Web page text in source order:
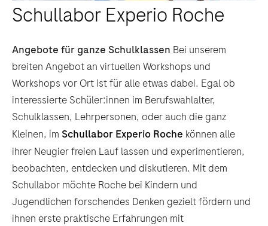
Schullabor Experio Roche
Angebote für ganze Schulklassen Bei unserem
breiten Angebot an virtuellen Workshops und
Workshops vor Ort ist für alle etwas dabei. Egal ob
interessierte Schüler:innen im Berufswahlalter,
Schulklassen, Lehrpersonen, oder auch die ganz
Kleinen, im Schullabor Experio Roche können alle
ihrer Neugier freien Lauf lassen und experimentieren,
beobachten, entdecken und diskutieren. Mit dem
Schullabor möchte Roche bei Kindern und
Jugendlichen forschendes Denken gezielt fördern und
ihnen erste praktische Erfahrungen mit